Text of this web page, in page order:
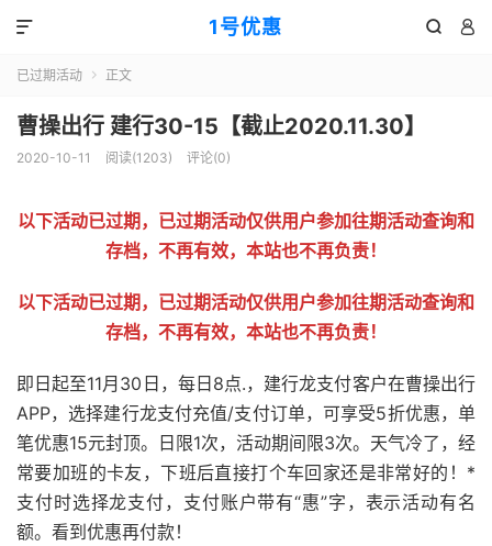
1号优惠  

已过期活动  正文
曹操出行 建行30-15【截止2020.11.30】
2020-10-11 阅读(1203) 评论(0)
以下活动已过期，已过期活动仅供用户参加往期活动查询和
存档，不再有效，本站也不再负责！
以下活动已过期，已过期活动仅供用户参加往期活动查询和
存档，不再有效，本站也不再负责！
即日起至11月30日，每日8点.，建行龙支付客户在曹操出行
APP，选择建行龙支付充值/支付订单，可享受5折优惠，单
笔优惠15元封顶。日限1次，活动期间限3次。天气冷了，经
常要加班的卡友，下班后直接打个车回家还是非常好的！*
支付时选择龙支付，支付账户带有“惠”字，表示活动有名
额。看到优惠再付款！